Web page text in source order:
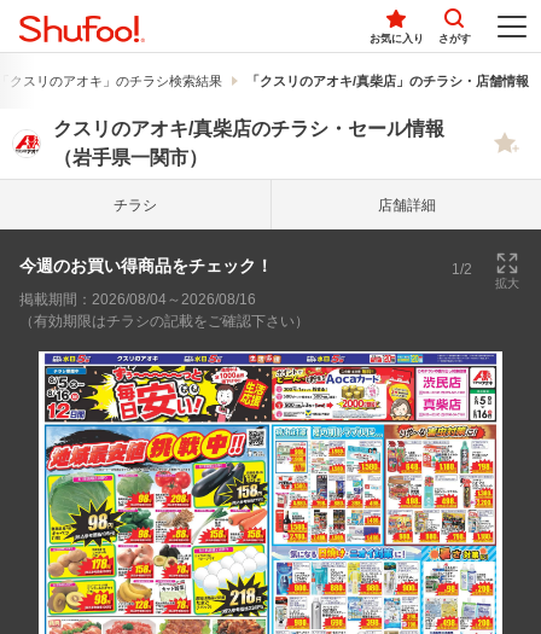
お気に入り さがす
クスリのアオキ」のチラシ検索結果 「クスリのアオキ/真柴店」のチラシ・店舗情報
クスリのアオキ/真柴店のチラシ・セール情報
（岩手県一関市）
チラシ 店舗詳細
今週のお買い得商品をチェック！ 1/2
拡大
掲載期間：2026/08/04～2026/08/16
（有効期限はチラシの記載をご確認下さい）